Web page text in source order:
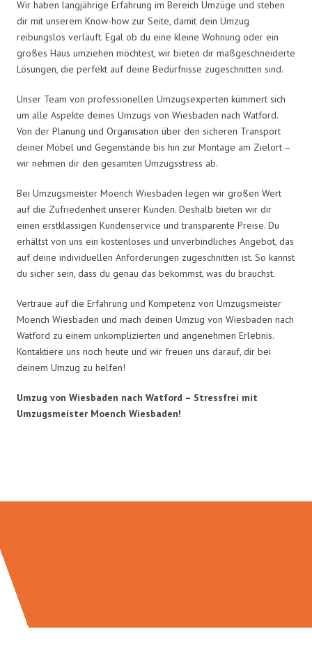
Wir haben langjährige Erfahrung im Bereich Umzüge und stehen
dir mit unserem Know-how zur Seite, damit dein Umzug
reibungslos verläuft. Egal ob du eine kleine Wohnung oder ein
großes Haus umziehen möchtest, wir bieten dir maßgeschneiderte
Lösungen, die perfekt auf deine Bedürfnisse zugeschnitten sind.
Unser Team von professionellen Umzugsexperten kümmert sich
um alle Aspekte deines Umzugs von Wiesbaden nach Watford.
Von der Planung und Organisation über den sicheren Transport
deiner Möbel und Gegenstände bis hin zur Montage am Zielort –
wir nehmen dir den gesamten Umzugsstress ab.
Bei Umzugsmeister Moench Wiesbaden legen wir großen Wert
auf die Zufriedenheit unserer Kunden. Deshalb bieten wir dir
einen erstklassigen Kundenservice und transparente Preise. Du
erhältst von uns ein kostenloses und unverbindliches Angebot, das
auf deine individuellen Anforderungen zugeschnitten ist. So kannst
du sicher sein, dass du genau das bekommst, was du brauchst.
Vertraue auf die Erfahrung und Kompetenz von Umzugsmeister
Moench Wiesbaden und mach deinen Umzug von Wiesbaden nach
Watford zu einem unkomplizierten und angenehmen Erlebnis.
Kontaktiere uns noch heute und wir freuen uns darauf, dir bei
deinem Umzug zu helfen!
Umzug von Wiesbaden nach Watford – Stressfrei mit
Umzugsmeister Moench Wiesbaden!